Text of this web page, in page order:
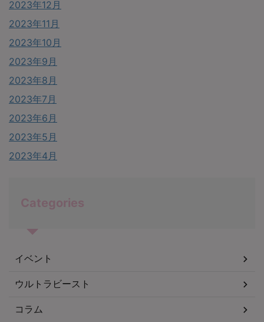
2023年12月
2023年11月
2023年10月
2023年9月
2023年8月
2023年7月
2023年6月
2023年5月
2023年4月
Categories
イベント
ウルトラビースト
コラム